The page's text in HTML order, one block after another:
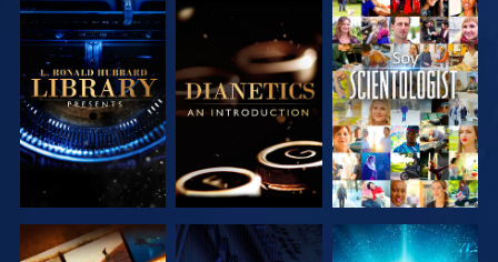
EXPLORA LAS
SERIES
EXPLORA LAS
SERIES
VE